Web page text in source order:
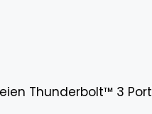
Thunderbolt™ 3 Port